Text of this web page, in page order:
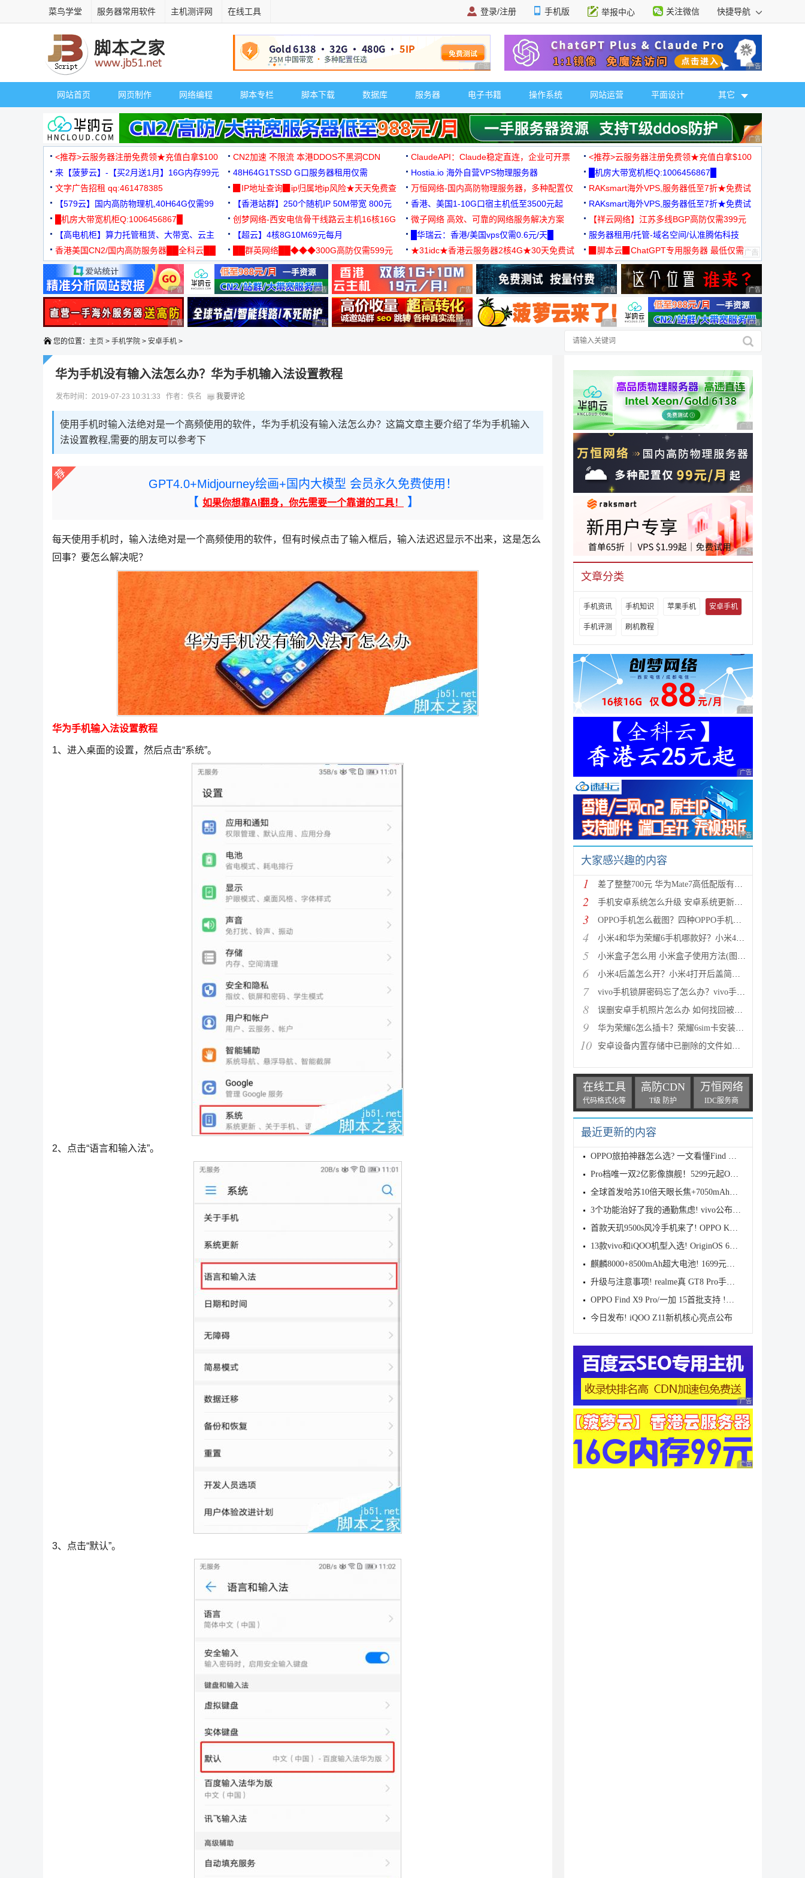
菜鸟学堂 服务器常用软件 主机测评网 在线工具 登录/注册 手机版 举报中心 关注微信 快捷导航
广告 商业广告，理性选择 广告 商业广告，理
网站首页 网页制作 网络编程 脚本专栏 脚本下载 数据库 服务器 电子书籍 操作系统 网站运营 平面设计 其它
广告 商业广告，理
<推荐>云服务器注册免费领★充值白拿$100 CN2加速 不限流 本港DDOS不黑洞CDN ClaudeAPI：Claude稳定直连，企业可开票
<推荐>云服务器注册免费领★充值白拿$100
来【菠萝云】-【买2月送1月】16G内存99元
48H64G1TSSD G口服务器租用仅需
3000+可免费测试
Hostia.io 海外自营VPS物理服务器
█机房大带宽机柜Q:1006456867█
文字广告招租 qq:461478385
▉IP地址查询▉ip归属地ip风险★天天免费查
万恒网络-国内高防物理服务器，多种配置仅
99元/月起
RAKsmart海外VPS,服务器低至7折★免费试
用★
【579云】国内高防物理机,40H64G仅需99
元
【香港站群】250个随机IP 50M带宽 800元 香港、美国1-10G口宿主机低至3500元起
RAKsmart海外VPS,服务器低至7折★免费试
用★
█机房大带宽机柜Q:1006456867█
创梦网络-西安电信骨干线路云主机16核16G
88元/月
微子网络 高效、可靠的网络服务解决方案
【祥云网络】江苏多线BGP高防仅需399元
【高电机柜】算力托管租赁、大带宽、云主
机
【超云】4核8G10M69元每月 █华瑞云：香港/美国vps仅需0.6元/天█
服务器租用/托管-域名空间/认准腾佑科技
香港美国CN2/国内高防服务器██全科云██
██群英网络██◆◆◆300G高防仅需599元
◆◆◆
★31idc★香港云服务器2核4G★30天免费试
用◆
▉脚本云▉ChatGPT专用服务器 最低仅需
19元/月
广告 商业广告，理性选择 广告 商业广告，理性选择 广告 商业广告，理性选择 广告 商业广告，理性选择 广告 商业广告，理
广告 商业广告，理性选择 广告 商业广告，理性选择 广告 商业广告，理性选择 广告 商业广告，理性选择 广告 商业广告，理
您的位置： 主页 > 手机学院 > 安卓手机 >
华为手机没有输入法怎么办？华为手机输入法设置教程
发布时间：2019-07-23 10:31:33 作者：佚名 我要评论
使用手机时输入法绝对是一个高频使用的软件，华为手机没有输入法怎么办？这篇文章主要介绍了华为手机输入
法设置教程,需要的朋友可以参考下
GPT4.0+Midjourney绘画+国内大模型 会员永久免费使用！
【 如果你想靠AI翻身，你先需要一个靠谱的工具！ 】
每天使用手机时，输入法绝对是一个高频使用的软件，但有时候点击了输入框后，输入法迟迟显示不出来，这是怎么
回事？要怎么解决呢？
华为手机输入法设置教程
1、进入桌面的设置，然后点击“系统”。
2、点击“语言和输入法”。
3、点击“默认”。
广告 商业广告，理性
广告 商业广告，理性
广告 商业广告，理性
文章分类
手机资讯 手机知识 苹果手机 安卓手机
手机评测 刷机教程
广告 商业广告，理性
广告 商业广告，理性
广告 商业广告，理性
大家感兴趣的内容
1 差了整整700元 华为Mate7高低配版有什么区别?
2 手机安卓系统怎么升级 安卓系统更新升级的三种方法介
3 OPPO手机怎么截图？四种OPPO手机截屏方法介绍
4 小米4和华为荣耀6手机哪款好？小米4与荣耀6全方面区别
5 小米盒子怎么用 小米盒子使用方法(图文详解)
6 小米4后盖怎么开？小米4打开后盖简单方法
7 vivo手机锁屏密码忘了怎么办？vivo手机强制解锁的三种
8 误删安卓手机照片怎么办 如何找回被删的图片
9 华为荣耀6怎么插卡？荣耀6sim卡安装方法步骤图文详解
10 安卓设备内置存储中已删除的文件如何恢复
在线工具
代码格式化等
高防CDN
T级 防护
万恒网络
IDC服务商
最近更新的内容
OPPO旅拍神器怎么选? 一文看懂Find X9s Pro和Find X9
Pro档唯一双2亿影像旗舰！5299元起OPPO Find X9s Pro
全球首发哈苏10倍天眼长焦+7050mAh电池! 7499元起OPPO
3个功能治好了我的通勤焦虑! vivo公布OriginOS 6四月
首款天玑9500s风冷手机来了! OPPO K15 Pro系列正式发
13款vivo和iQOO机型入选! OriginOS 6新一轮公测开启招
麒麟8000+8500mAh超大电池! 1699元起华为畅享90 Pro M
升级与注意事项! realme真 GT8 Pro手机适配Android 17
OPPO Find X9 Pro/一加 15首批支持 !基于Android 17 B
今日发布! iQOO Z11新机核心亮点公布
广告 商业广告，理性
广告 商业广告，理性